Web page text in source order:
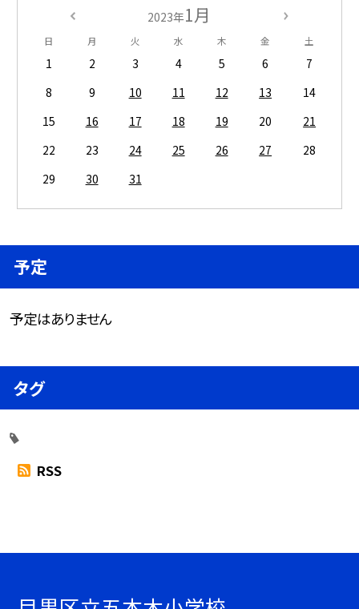
2023年1月
日 月 火 水 木 金 土
1 2 3 4 5 6
7
8
9 10 11 12 13
14
15
16 17 18 19 20
21
22
23 24 25 26 27
28
29
30 31
予定
予定はありません
タグ
RSS